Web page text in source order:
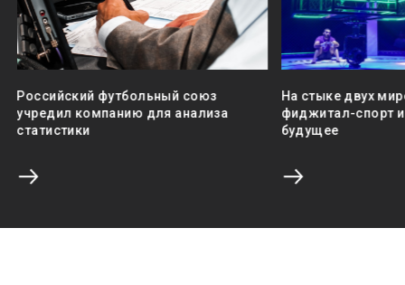
Российский футбольный союз
учредил компанию для анализа
статистики
На стыке двух
фиджитал-спорт
будущее